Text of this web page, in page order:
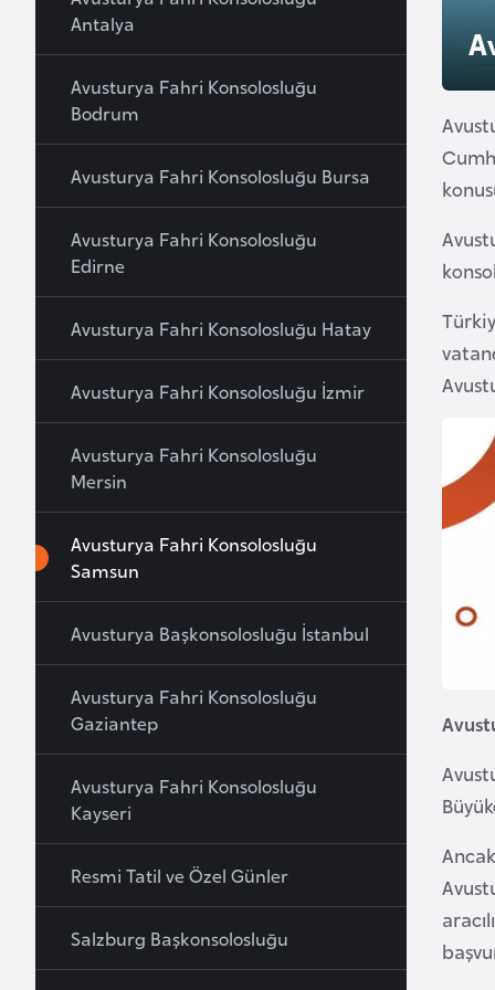
Antalya
Avusturya Fahri Konsolosluğu
Bodrum
Avusturya Fahri Konsolosluğu Bursa
Avusturya Fahri Konsolosluğu
Edirne
Avusturya Fahri Konsolosluğu Hatay
Avusturya Fahri Konsolosluğu İzmir
Avusturya Fahri Konsolosluğu
Mersin
Avusturya Fahri Konsolosluğu
Samsun
Avusturya Başkonsolosluğu İstanbul
Avusturya Fahri Konsolosluğu
Gaziantep
Avusturya Fahri Konsolosluğu
Kayseri
Resmi Tatil ve Özel Günler
Salzburg Başkonsolosluğu
u
r
y
a
A
e
y
a
n
B
h
r
e
y
n
B
a
n
g
l
a
d
e